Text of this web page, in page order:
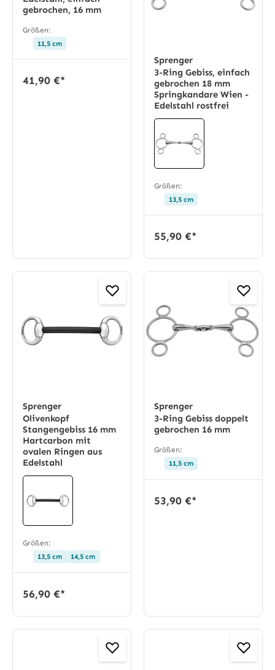
gebrochen, 16 mm
Größen:
11,5 cm
41,90 €*
Sprenger
3-Ring Gebiss, einfach
gebrochen 18 mm
Springkandare Wien -
Edelstahl rostfrei
Größen:
13,5 cm
55,90 €*
Sprenger
Olivenkopf
Stangengebiss 16 mm
Hartcarbon mit
ovalen Ringen aus
Edelstahl
Größen:
13,5 cm
14,5 cm
56,90 €*
Sprenger
3-Ring Gebiss doppelt
gebrochen 16 mm
Größen:
11,5 cm
53,90 €*